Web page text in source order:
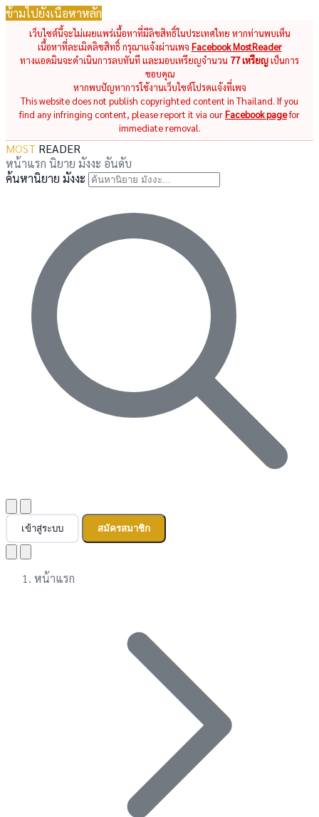
ข้ามไปยังเนื้อหาหลัก
เว็บไซต์นี้จะไม่เผยแพร่เนื้อหาที่มีลิขสิทธิ์ในประเทศไทย หากท่านพบเห็น
เนื้อหาที่ละเมิดลิขสิทธิ์ กรุณาแจ้งผ่านเพจ Facebook MostReader
ทางแอดมินจะดำเนินการลบทันที และมอบเหรียญจำนวน 77 เหรียญเป็นการ
ขอบคุณ
หากพบปัญหาการใช้งานเว็บไซต์โปรดแจ้งที่เพจ
This website does not publish copyrighted content in Thailand. If you
find any infringing content, please report it via ourFacebook pagefor
immediate removal.
MOST READER
หน้าแรก นิยาย มังงะ อันดับ
ค้นหานิยาย มังงะ
เข้าสู่ระบบ สมัครสมาชิก
หน้าแรก